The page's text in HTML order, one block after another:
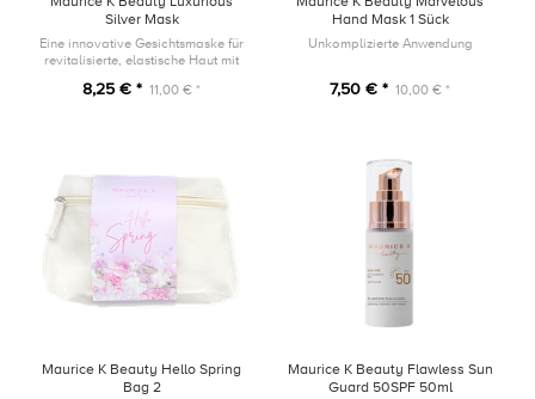
Silver Mask
Eine innovative Gesichtsmaske für
revitalisierte, elastische Haut mit
8,25 € * 11,00 € *
Hand Mask 1 Sück
Unkomplizierte Anwendung
7,50 € * 10,00 € *
Maurice K Beauty Hello Spring
Bag 2
Maurice K Beauty Flawless Sun
Guard 50SPF 50ml